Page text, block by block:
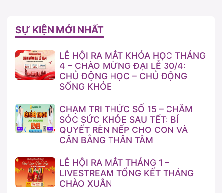
SỰ KIỆN MỚI NHẤT
LỄ HỘI RA MẮT KHÓA HỌC THÁNG
4 – CHÀO MỪNG ĐẠI LỄ 30/4:
CHỦ ĐỘNG HỌC – CHỦ ĐỘNG
SỐNG KHỎE
CHẠM TRI THỨC SỐ 15 – CHĂM
SÓC SỨC KHỎE SAU TẾT: BÍ
QUYẾT RÈN NẾP CHO CON VÀ
CÂN BẰNG THÂN TÂM
LỄ HỘI RA MẮT THÁNG 1 –
LIVESTREAM TỔNG KẾT THÁNG
CHÀO XUÂN